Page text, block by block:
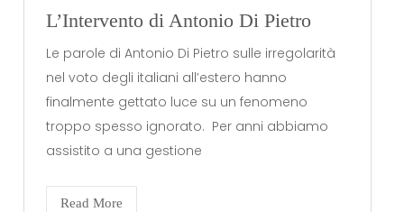
L’Intervento di Antonio Di Pietro
Le parole di Antonio Di Pietro sulle irregolarità
nel voto degli italiani all’estero hanno
finalmente gettato luce su un fenomeno
troppo spesso ignorato. Per anni abbiamo
assistito a una gestione
Read More